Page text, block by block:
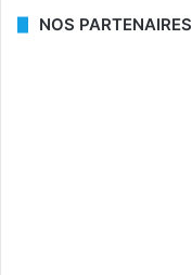
NOS PARTENAIRES